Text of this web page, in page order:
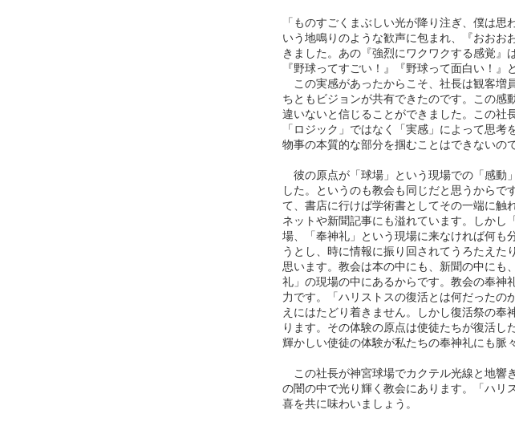
「ものすごくまぶしい光が降り注ぎ、僕は
いう地鳴りのような歓声に包まれ、『おおお
きました。あの『強烈にワクワクする感覚』
『野球ってすごい！』『野球って面白い！
この実感があったからこそ、社長は観客増
ちともビジョンが共有できたのです。この感
違いないと信じることができました。この社
「ロジック」ではなく「実感」によって思
物事の本質的な部分を掴むことはできないので
彼の原点が「球場」という現場での「感動
した。というのも教会も同じだと思うから
て、書店に行けば学術書としてその一端に触
ネットや新聞記事にも溢れています。しか
場、「奉神礼」という現場に来なければ何も
うとし、時に情報に振り回されてうろたえ
思います。教会は本の中にも、新聞の中にも
礼」の現場の中にあるからです。教会の奉神
力です。「ハリストスの復活とは何だった
えにはたどり着きません。しかし復活祭の
ります。その体験の原点は使徒たちが復活
輝かしい使徒の体験が私たちの奉神礼にも脈
この社長が神宮球場でカクテル光線と地響
の闇の中で光り輝く教会にあります。「ハリ
喜を共に味わいましょう。